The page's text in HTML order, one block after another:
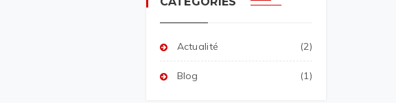
Actualité (2)
Blog (1)